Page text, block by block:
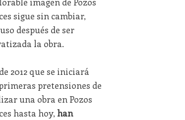
sigue sin cambiar,
después de ser
la obra.
2012 que se iniciará
pretensiones de
una obra en Pozos
hasta hoy, han